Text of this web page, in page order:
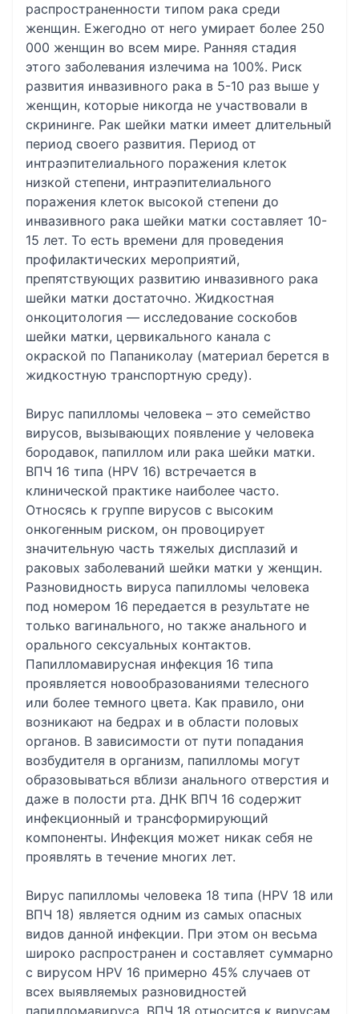
распространенности типом рака среди
женщин. Ежегодно от него умирает более 250
000 женщин во всем мире. Ранняя стадия
этого заболевания излечима на 100%. Риск
развития инвазивного рака в 5-10 раз выше у
женщин, которые никогда не участвовали в
скрининге. Рак шейки матки имеет длительный
период своего развития. Период от
интраэпителиального поражения клеток
низкой степени, интраэпителиального
поражения клеток высокой степени до
инвазивного рака шейки матки составляет 10-
15 лет. То есть времени для проведения
профилактических мероприятий,
препятствующих развитию инвазивного рака
шейки матки достаточно. Жидкостная
онкоцитология — исследование соскобов
шейки матки, цервикального канала с
окраской по Папаниколау (материал берется в
жидкостную транспортную среду).
Вирус папилломы человека – это семейство
вирусов, вызывающих появление у человека
бородавок, папиллом или рака шейки матки.
ВПЧ 16 типа (HPV 16) встречается в
клинической практике наиболее часто.
Относясь к группе вирусов с высоким
онкогенным риском, он провоцирует
значительную часть тяжелых дисплазий и
раковых заболеваний шейки матки у женщин.
Разновидность вируса папилломы человека
под номером 16 передается в результате не
только вагинального, но также анального и
орального сексуальных контактов.
Папилломавирусная инфекция 16 типа
проявляется новообразованиями телесного
или более темного цвета. Как правило, они
возникают на бедрах и в области половых
органов. В зависимости от пути попадания
возбудителя в организм, папилломы могут
образовываться вблизи анального отверстия и
даже в полости рта. ДНК ВПЧ 16 содержит
инфекционный и трансформирующий
компоненты. Инфекция может никак себя не
проявлять в течение многих лет.
Вирус папилломы человека 18 типа (HPV 18 или
ВПЧ 18) является одним из самых опасных
видов данной инфекции. При этом он весьма
широко распространен и составляет суммарно
с вирусом HPV 16 примерно 45% случаев от
всех выявляемых разновидностей
папилломавируса. ВПЧ 18 относится к вирусам